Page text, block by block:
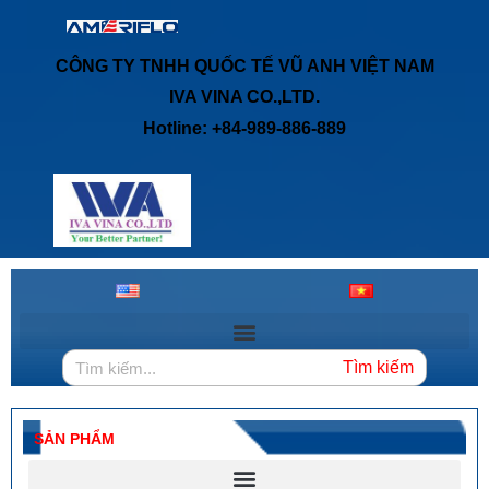
CÔNG TY TNHH QUỐC TẾ VŨ ANH VIỆT NAM
IVA VINA CO.,LTD.
Hotline: +84-989-886-889
Tìm kiếm
SẢN PHẨM